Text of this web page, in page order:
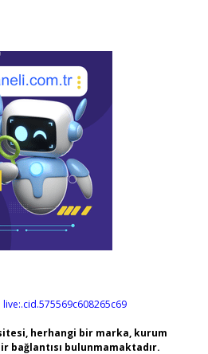
live:.cid.575569c608265c69
herhangi bir marka, kurum
bağlantısı bulunmamaktadır.